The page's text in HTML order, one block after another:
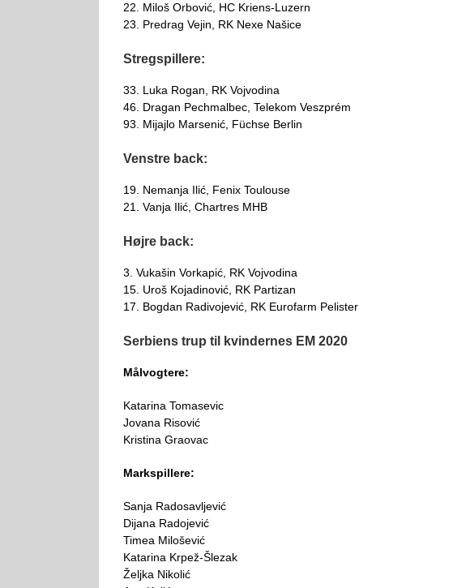
22. Miloš Orbović, HC Kriens-Luzern
23. Predrag Vejin, RK Nexe Našice
Stregspillere:
33. Luka Rogan, RK Vojvodina
46. Dragan Pechmalbec, Telekom Veszprém
93. Mijajlo Marsenić, Füchse Berlin
Venstre back:
19. Nemanja Ilić, Fenix Toulouse
21. Vanja Ilić, Chartres MHB
Højre back:
3. Vukašin Vorkapić, RK Vojvodina
15. Uroš Kojadinović, RK Partizan
17. Bogdan Radivojević, RK Eurofarm Pelister
Serbiens trup til kvindernes EM 2020
Målvogtere:
Katarina Tomasevic
Jovana Risović
Kristina Graovac
Markspillere:
Sanja Radosavljević
Dijana Radojević
Timea Milošević
Katarina Krpež-Šlezak
Željka Nikolić